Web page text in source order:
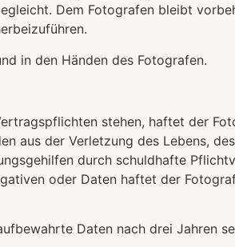
Dem Fotografen bleibt
in den Händen des Fotografen.
stehen, haftet der
aus der Verletzung des Lebens,
durch schuldhafte
oder Daten haftet der
Daten nach drei Jahren